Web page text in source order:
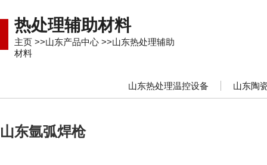
热处理辅助材料
主页 >>山东产品中心 >>山东热处理辅助
材料
山东热处理温控设备 山东陶
山东氩弧焊枪